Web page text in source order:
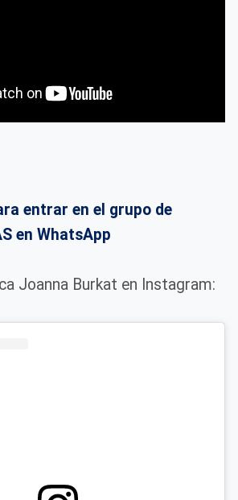
entrar en el grupo de
en WhatsApp
Joanna Burkat en Instagram: